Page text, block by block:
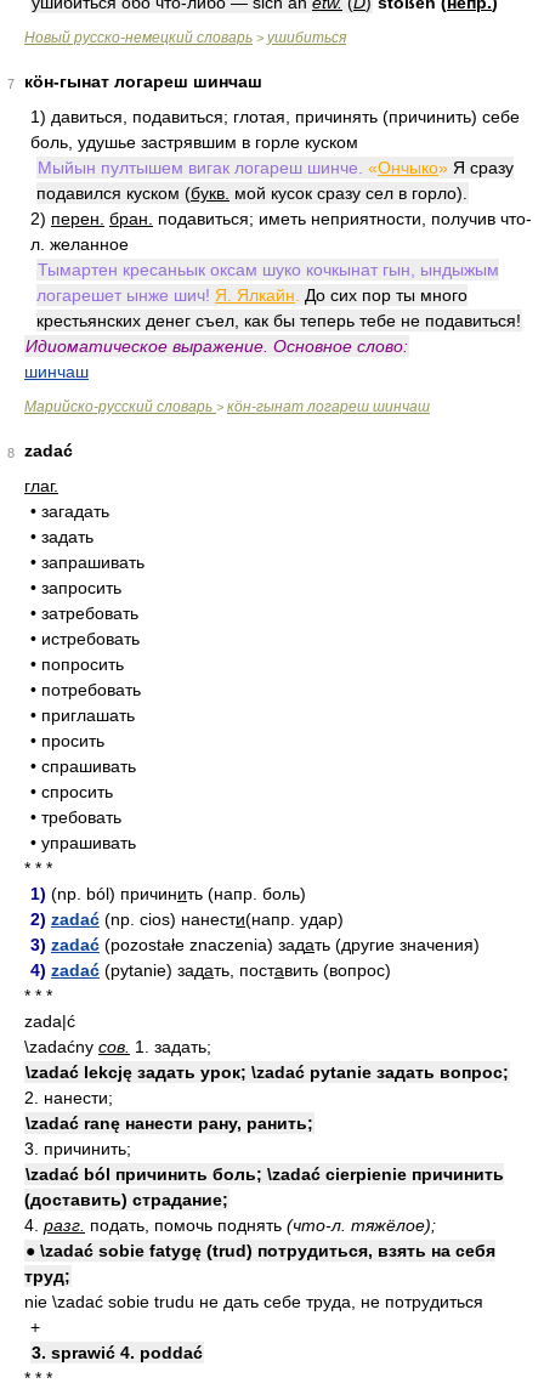
Новый русско-немецкий словарь > ушибиться
7
кӧн-гынат логареш шинчаш
1) давиться, подавиться; глотая, причинять (причинить) себе
боль, удушье застрявшим в горле куском
Мыйын пултышем вигак логареш шинче. «Ончыко» Я сразу
подавился куском (букв. мой кусок сразу сел в горло).
2) перен. бран.
подавиться; иметь неприятности, получив что-
л. желанное
Тымартен кресаньык оксам шуко кочкынат гын, ындыжым
логарешет ынже шич! Я. Ялкайн
До сих пор ты много
крестьянских денег съел, как бы теперь тебе не подавиться!
Идиоматическое выражение. Основное слово:
шинчаш
Марийско-русский словарь > кӧн-гынат логареш шинчаш
8
zadać
глаг.
• загадать
• задать
• запрашивать
• запросить
• затребовать
• истребовать
• попросить
• потребовать
• приглашать
• просить
• спрашивать
• спросить
• требовать
• упрашивать
* * *
1) (np. ból) причинить (напр. боль)
2) zadać (np. cios) нанести(напр. удар)
3) zadać (pozostałe znaczenia) задать (другие значения)
4) zadać (pytanie) задать, поставить (вопрос)
* * *
zada|ć
\zadaćny сов. 1. задать;
\zadać lekcję задать урок; \zadać pytanie задать вопрос;
2. нанести;
\zadać ranę нанести рану, ранить;
3. причинить;
\zadać ból причинить боль; \zadać cierpienie причинить
(доставить) страдание;
4. разг. подать, помочь поднять (что-л. тяжёлое);
● \zadać sobie fatygę (trud) потрудиться, взять на себя
труд;
nie \zadać sobie trudu не дать себе труда, не потрудиться
+
3. sprawić 4. poddać
* * *